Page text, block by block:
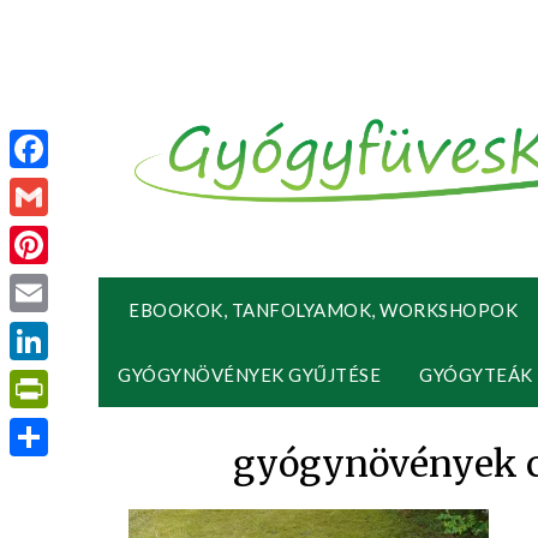
EBOOKOK, TANFOLYAMOK, WORKSHOPOK
GYÓGYNÖVÉNYEK GYŰJTÉSE GYÓGYTEÁK
gyógynövények
Facebook
Gmail
Pinterest
Email
LinkedIn
PrintFriendly